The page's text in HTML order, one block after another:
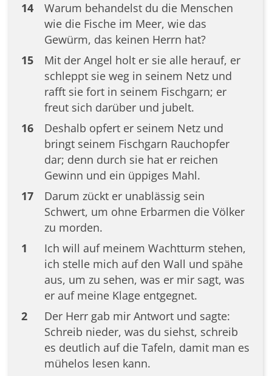
14
Warum behandelst du die Menschen
wie die Fische im Meer, wie das
Gewürm, das keinen Herrn hat?
15
Mit der Angel holt er sie alle herauf, er
schleppt sie weg in seinem Netz und
rafft sie fort in seinem Fischgarn; er
freut sich darüber und jubelt.
16
Deshalb opfert er seinem Netz und
bringt seinem Fischgarn Rauchopfer
dar; denn durch sie hat er reichen
Gewinn und ein üppiges Mahl.
17
Darum zückt er unablässig sein
Schwert, um ohne Erbarmen die Völker
zu morden.
1
Ich will auf meinem Wachtturm stehen,
ich stelle mich auf den Wall und spähe
aus, um zu sehen, was er mir sagt, was
er auf meine Klage entgegnet.
2
Der Herr gab mir Antwort und sagte:
Schreib nieder, was du siehst, schreib
es deutlich auf die Tafeln, damit man es
mühelos lesen kann.